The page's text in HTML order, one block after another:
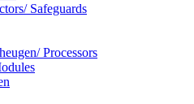
Safeguards
Processors